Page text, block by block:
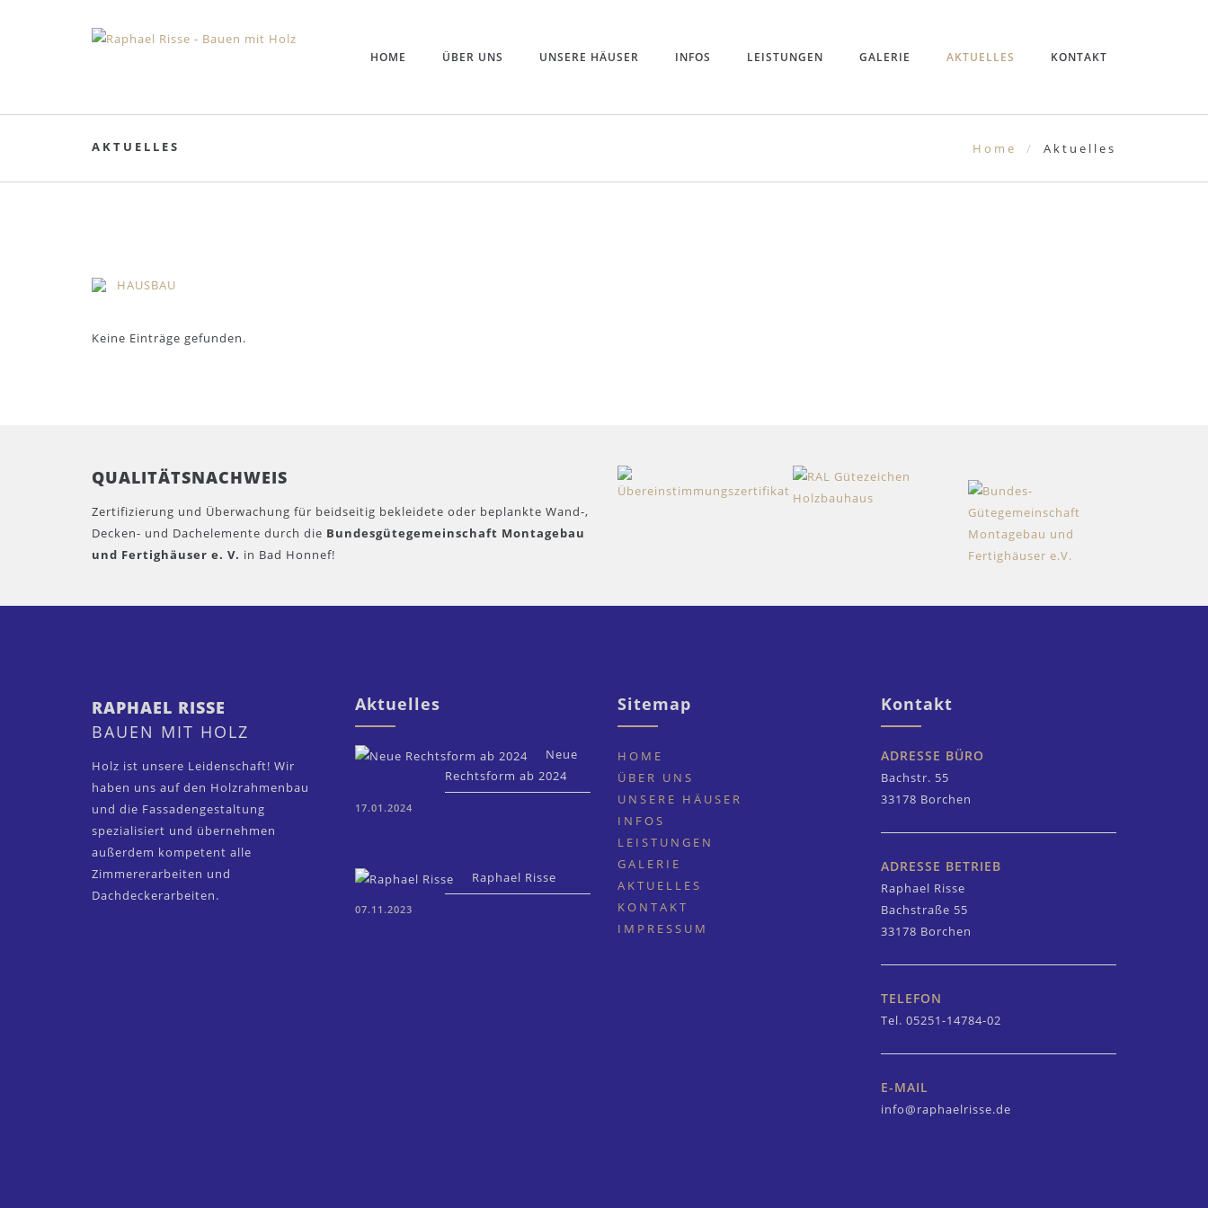
HOME ÜBER UNS UNSERE HÄUSER INFOS LEISTUNGEN GALERIE AKTUELLES KONTAKT
AKTUELLES Home Aktuelles
HAUSBAU
Keine Einträge gefunden.
QUALITÄTSNACHWEIS
Zertifizierung und Überwachung für beidseitig bekleidete oder beplankte Wand-,
Decken- und Dachelemente durch die Bundesgütegemeinschaft Montagebau
und Fertighäuser e. V. in Bad Honnef!
RAPHAEL RISSE
BAUEN MIT HOLZ
Holz ist unsere Leidenschaft! Wir
haben uns auf den Holzrahmenbau
und die Fassadengestaltung
spezialisiert und übernehmen
außerdem kompetent alle
Zimmererarbeiten und
Dachdeckerarbeiten.
Aktuelles
Neue
Rechtsform ab 2024
17.01.2024
Raphael Risse
07.11.2023
Sitemap
HOME
ÜBER UNS
UNSERE HÄUSER
INFOS
LEISTUNGEN
GALERIE
AKTUELLES
KONTAKT
IMPRESSUM
Kontakt
ADRESSE BÜRO
Bachstr. 55
33178 Borchen
ADRESSE BETRIEB
Raphael Risse
Bachstraße 55
33178 Borchen
TELEFON
Tel. 05251-14784-02
E-MAIL
info@raphaelrisse.de